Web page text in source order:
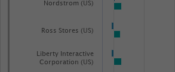
Ross Stores (US)
Nordstrom (US)
Liberty Interactive
Corporation (US)